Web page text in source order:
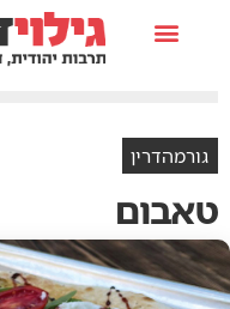
גורמהדרין
טאבום